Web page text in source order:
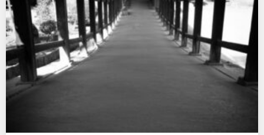
廻廊
吉備津神社…